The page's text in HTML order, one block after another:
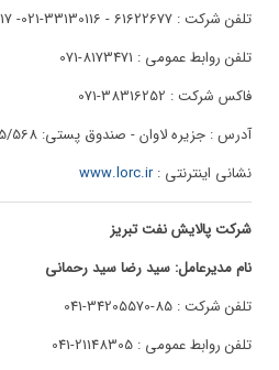
تلفن شرکت : 61622677 - 33130116-021- 38174117-071
تلفن روابط عمومی : 8173471-071
فاکس شرکت : 38316252-071
آدرس : جزیره لاوان - صندوق پستی: 71365/568
نشانی اینترنتی :www.lorc.ir
شرکت پالایش نفت تبریز
نام مدیرعامل: سید رضا سید رحمانی
تلفن شرکت : 85-34205570-041
تلفن روابط عمومی : 21148305-041